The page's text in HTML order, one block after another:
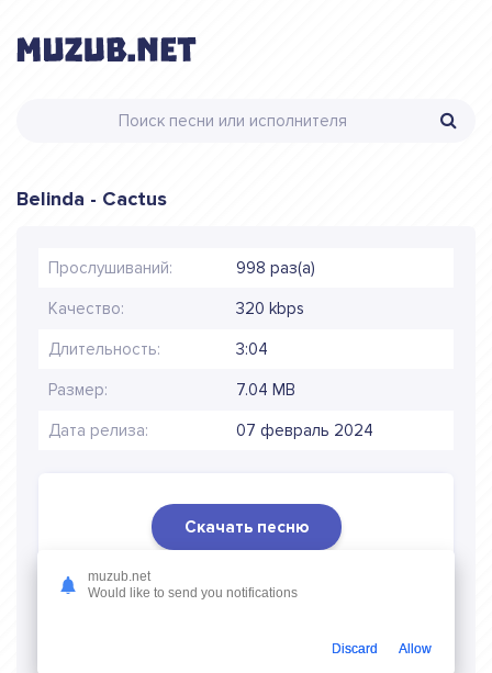
Belinda - Cactus
Прослушиваний: 998 раз(а)
Качество: 320 kbps
Длительность: 3:04
Размер: 7.04 MB
Дата релиза: 07 февраль 2024
Скачать песню
Скачать песню Belinda - Cactus
качество: 320 кбитс) бесплатно или слушать музыку в
muzub.net
Would like to send you notifications
Discard Allow